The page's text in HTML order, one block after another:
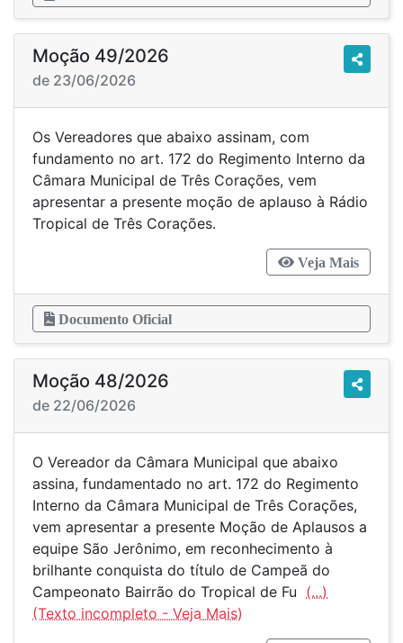
Moção 49/2026
de 23/06/2026
Os Vereadores que abaixo assinam, com
fundamento no art. 172 do Regimento Interno da
Câmara Municipal de Três Corações, vem
apresentar a presente moção de aplauso à Rádio
Tropical de Três Corações.
Veja Mais
Documento Oficial
Moção 48/2026
de 22/06/2026
O Vereador da Câmara Municipal que abaixo
assina, fundamentado no art. 172 do Regimento
Interno da Câmara Municipal de Três Corações,
vem apresentar a presente Moção de Aplausos a
equipe São Jerônimo, em reconhecimento à
brilhante conquista do título de Campeã do
Campeonato Bairrão do Tropical de Fu (...)